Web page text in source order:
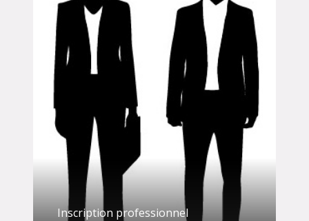
Inscription professionnel